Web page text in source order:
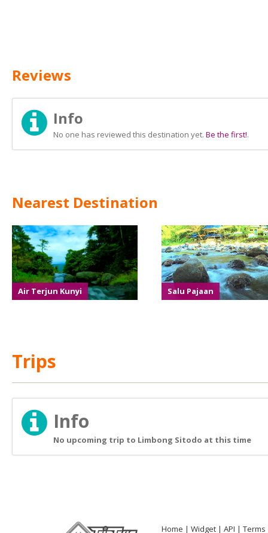
Reviews
Info
No one has reviewed this destination yet. Be the first!.
Nearest Destination
Air Terjun Kunyi Salu Pajaan
Trips
Info
No upcoming trip to Limbong Sitodo at this time
Home Widget API Terms